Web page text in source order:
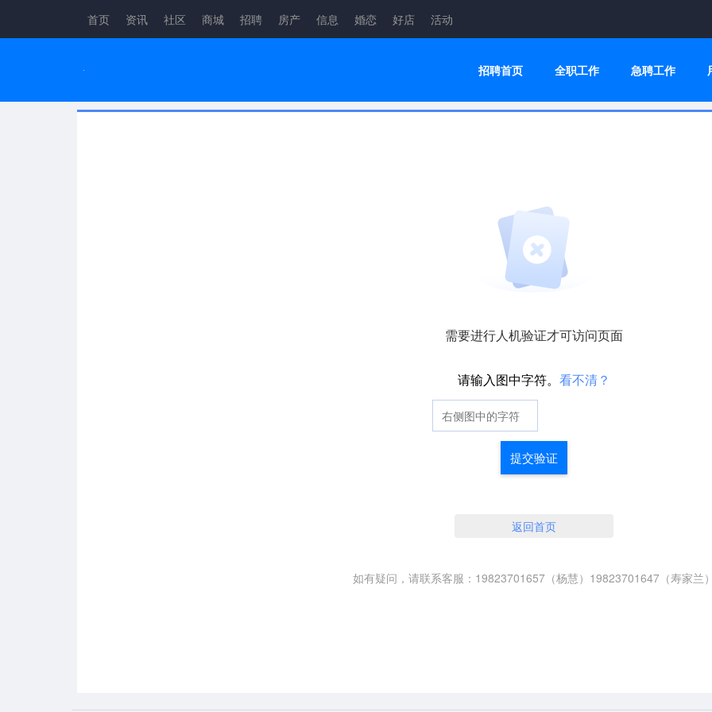
首页 资讯 社区 商城 招聘 房产 信息 婚恋 好店 活动
招聘首页 全职工作 急聘工作
需要进行人机验证才可访问页面
请输入图中字符。 看不清？
提交验证
返回首页
如有疑问，请联系客服：19823701657（杨慧）19823701647（寿家兰